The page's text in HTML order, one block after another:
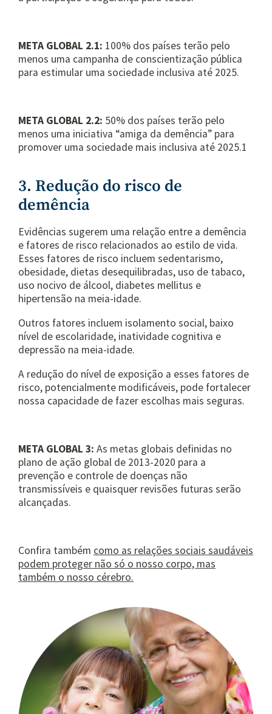
META GLOBAL 2.1: 100% dos países terão pelo
menos uma campanha de conscientização pública
para estimular uma sociedade inclusiva até 2025.
META GLOBAL 2.2: 50% dos países terão pelo
menos uma iniciativa “amiga da demência” para
promover uma sociedade mais inclusiva até 2025.1
3. Redução do risco de
demência
Evidências sugerem uma relação entre a demência
e fatores de risco relacionados ao estilo de vida.
Esses fatores de risco incluem sedentarismo,
obesidade, dietas desequilibradas, uso de tabaco,
uso nocivo de álcool, diabetes mellitus e
hipertensão na meia-idade.
Outros fatores incluem isolamento social, baixo
nível de escolaridade, inatividade cognitiva e
depressão na meia-idade.
A redução do nível de exposição a esses fatores de
risco, potencialmente modificáveis, pode fortalecer
nossa capacidade de fazer escolhas mais seguras.
META GLOBAL 3: As metas globais definidas no
plano de ação global de 2013-2020 para a
prevenção e controle de doenças não
transmissíveis e quaisquer revisões futuras serão
alcançadas.
Confira também como as relações sociais saudáveis
podem proteger não só o nosso corpo, mas
também o nosso cérebro.